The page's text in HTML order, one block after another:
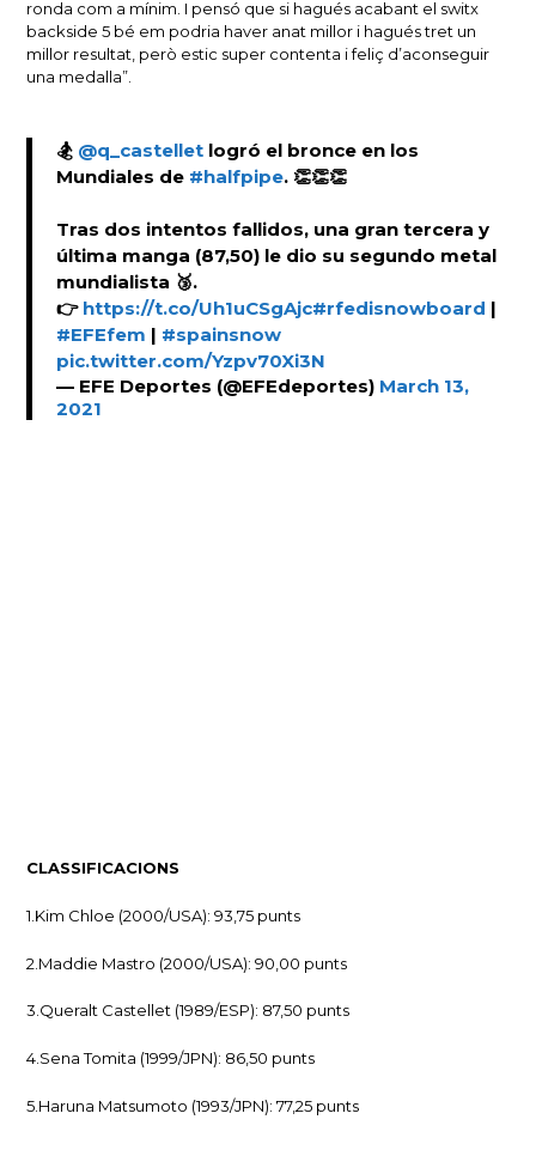
ronda com a mínim. I pensó que si hagués acabant el switx
backside 5 bé em podria haver anat millor i hagués tret un
millor resultat, però estic super contenta i feliç d’aconseguir
una medalla”.
🏂 @q_castellet logró el bronce en los
Mundiales de #halfpipe. 👏👏👏
Tras dos intentos fallidos, una gran tercera y
última manga (87,50) le dio su segundo metal
mundialista 🥉.
👉 https://t.co/Uh1uCSgAjc#rfedisnowboard |
#EFEfem | #spainsnow
pic.twitter.com/Yzpv70Xi3N
— EFE Deportes (@EFEdeportes) March 13,
2021
CLASSIFICACIONS
1.Kim Chloe (2000/USA): 93,75 punts
2.Maddie Mastro (2000/USA): 90,00 punts
3.Queralt Castellet (1989/ESP): 87,50 punts
4.Sena Tomita (1999/JPN): 86,50 punts
5.Haruna Matsumoto (1993/JPN): 77,25 punts